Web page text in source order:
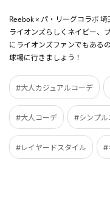
Reebok × パ・リーグコラボ
ライオンズらしくネイビー、
にライオンズファンでもある
球場に行きましょう！
#大人カジュアルコーデ
#大人コーデ #シンプル
#レイヤードスタイル #